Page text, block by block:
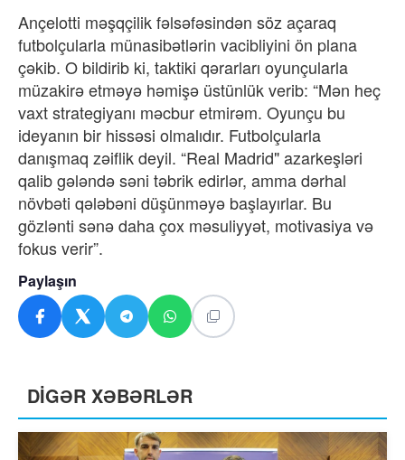
Ançelotti məşqçilik fəlsəfəsindən söz açaraq
futbolçularla münasibətlərin vacibliyini ön plana
çəkib. O bildirib ki, taktiki qərarları oyunçularla
müzakirə etməyə həmişə üstünlük verib: “Mən heç
vaxt strategiyanı məcbur etmirəm. Oyunçu bu
ideyanın bir hissəsi olmalıdır. Futbolçularla
danışmaq zəiflik deyil. “Real Madrid" azarkeşləri
qalib gələndə səni təbrik edirlər, amma dərhal
növbəti qələbəni düşünməyə başlayırlar. Bu
gözlənti sənə daha çox məsuliyyət, motivasiya və
fokus verir”.
Paylaşın
DİGƏR XƏBƏRLƏR